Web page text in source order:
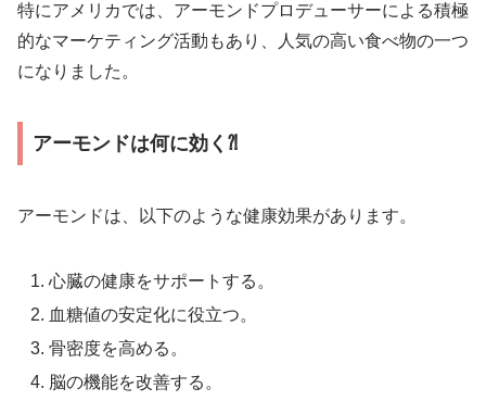
特にアメリカでは、アーモンドプロデューサーによる積極
的なマーケティング活動もあり、人気の高い食べ物の一つ
になりました。
アーモンドは何に効く⁈
アーモンドは、以下のような健康効果があります。
心臓の健康をサポートする。
血糖値の安定化に役立つ。
骨密度を高める。
脳の機能を改善する。